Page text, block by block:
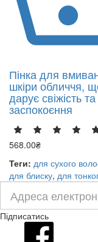
Пінка для
шкіри обличчя,
дарує свіжість та
заспокоєння
568.00₴
Теги: для сухого
для блиску, для
Підписатись